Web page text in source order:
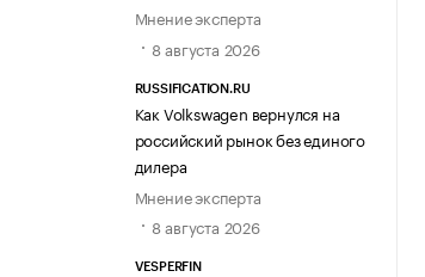
Мнение эксперта
8 августа 2026
RUSSIFICATION.RU
Как Volkswagen вернулся на
российский рынок без единого
дилера
Мнение эксперта
8 августа 2026
VESPERFIN